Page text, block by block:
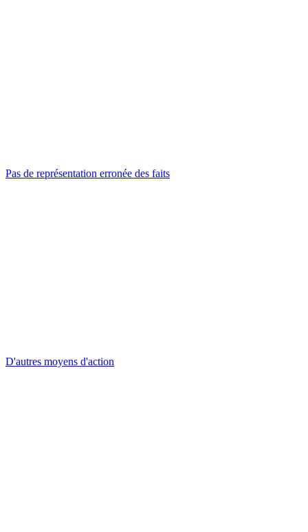
Pas de représentation erronée des faits
D'autres moyens d'action